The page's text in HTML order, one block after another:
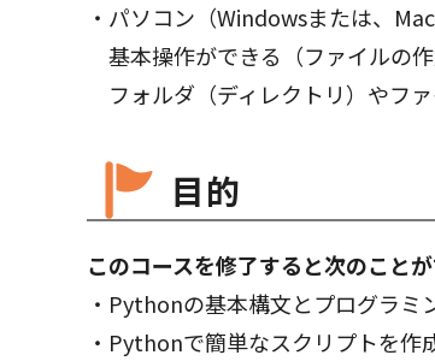
・パソコン（Windowsまたは、
基本操作ができる（ファイルの
フォルダ（ディレクトリ）やフ
目的
このコースを修了すると次のこと
・Pythonの基本構文とプログラミ
・Pythonで簡単なスクリプトを作